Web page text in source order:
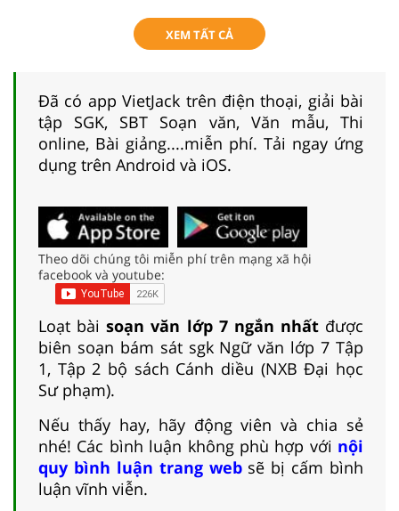
XEM TẤT CẢ
Đã có app VietJack trên điện thoại, giải bài
tập SGK, SBT Soạn văn, Văn mẫu, Thi
online, Bài giảng....miễn phí. Tải ngay ứng
dụng trên Android và iOS.
Theo dõi chúng tôi miễn phí trên mạng xã hội
facebook và youtube:
Loạt bàisoạn văn lớp 7 ngắn nhấtđược
biên soạn bám sát sgk Ngữ văn lớp 7 Tập
1, Tập 2 bộ sách Cánh diều (NXB Đại học
Sư phạm).
Nếu thấy hay, hãy động viên và chia sẻ
nhé! Các bình luận không phù hợp với nội
quy bình luận trang websẽ bị cấm bình
luận vĩnh viễn.